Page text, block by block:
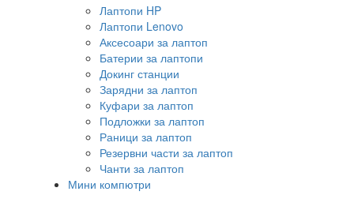
Лаптопи HP
Лаптопи Lenovo
Аксесоари за лаптоп
Батерии за лаптопи
Докинг станции
Зарядни за лаптоп
Куфари за лаптоп
Подложки за лаптоп
Раници за лаптоп
Резервни части за лаптоп
Чанти за лаптоп
Мини компютри